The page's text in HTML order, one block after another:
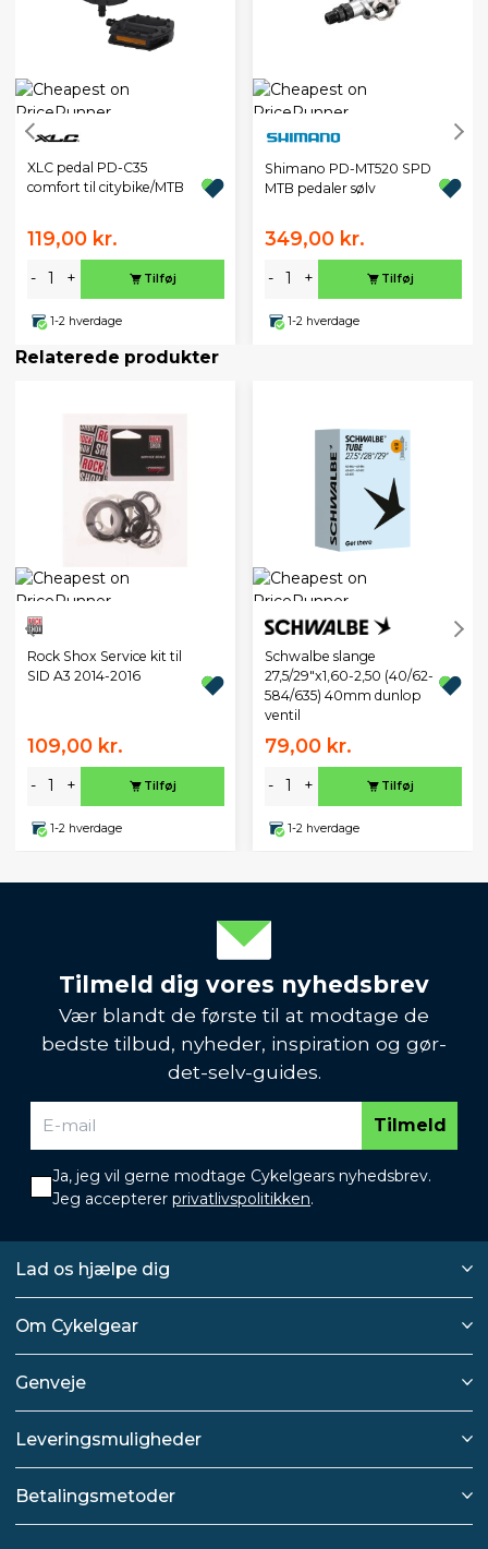
XLC pedal PD-C35
comfort til citybike/MTB
119,00 kr.
- + Tilføj
1-2 hverdage
Shimano PD-MT520 SPD
MTB pedaler sølv
349,00 kr.
- + Tilføj
1-2 hverdage
Relaterede produkter
Rock Shox Service kit til
SID A3 2014-2016
109,00 kr.
- + Tilføj
1-2 hverdage
Schwalbe slange
27,5/29"x1,60-2,50 (40/62-
584/635) 40mm dunlop
ventil
79,00 kr.
- + Tilføj
1-2 hverdage
Tilmeld dig vores nyhedsbrev
Vær blandt de første til at modtage de
bedste tilbud, nyheder, inspiration og gør-
det-selv-guides.
Tilmeld
Ja, jeg vil gerne modtage Cykelgears nyhedsbrev.
Jeg accepterer privatlivspolitikken.
Lad os hjælpe dig
Om Cykelgear
Genveje
Leveringsmuligheder
Betalingsmetoder